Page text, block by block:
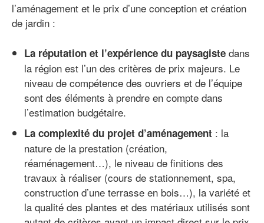
l’aménagement et le prix d’une conception et création
de jardin :
La réputation et l’expérience du paysagiste dans
la région est l’un des critères de prix majeurs. Le
niveau de compétence des ouvriers et de l’équipe
sont des éléments à prendre en compte dans
l’estimation budgétaire.
La complexité du projet d’aménagement : la
nature de la prestation (création,
réaménagement…), le niveau de finitions des
travaux à réaliser (cours de stationnement, spa,
construction d’une terrasse en bois…), la variété et
la qualité des plantes et des matériaux utilisés sont